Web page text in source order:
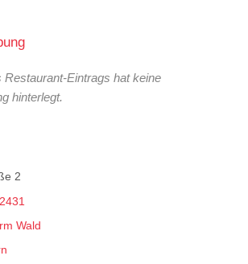
Restaurant-Eintrags hat keine
hinterlegt.
2
Wald